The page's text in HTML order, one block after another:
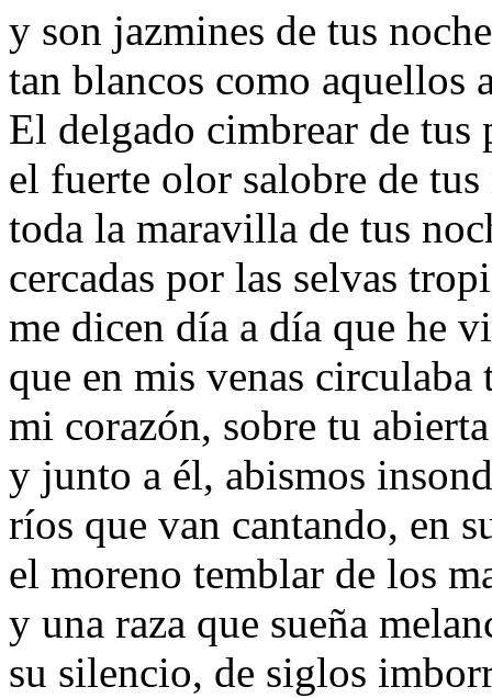
y son jazmines de tus
tan blancos como aquellos
El delgado cimbrear de tus
el fuerte olor salobre de tus
toda la maravilla de tus
cercadas por las selvas
me dicen día a día que he
que en mis venas circulaba
mi corazón, sobre tu
y junto a él, abismos
ríos que van cantando, en
el moreno temblar de los
y una raza que sueña
su silencio, de siglos